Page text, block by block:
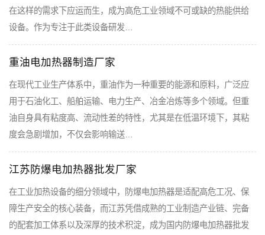
在这样的需求下应运而生，成为高危工业领域不可或缺的热能供给
设备。作为专注于此类设备研发…
重油电加热器制造厂家
在现代工业生产体系中，重油作为一种重要的能源和原料，广泛应
用于石油化工、船舶运输、电力生产、冶金冶炼等多个领域。但重
油自身具有粘度高、流动性差的特性，尤其是在低温环境下，其粘
度会急剧增加，不仅会影响输送…
江苏防爆电加热器批发厂家
在工业加热设备的细分领域中，防爆电加热器是适配高危工况、保
障生产安全的核心装备，而江苏凭借成熟的工业制造产业链、完备
的配套加工体系以及深厚的技术积淀，成为国内防爆电加热器批发